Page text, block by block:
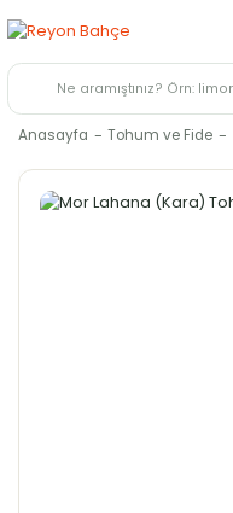
Anasayfa Tohum ve Fide